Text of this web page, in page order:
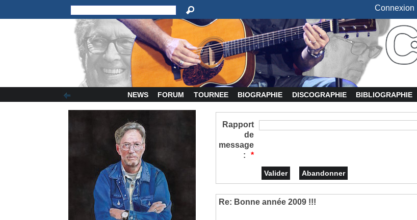
Connexion
NEWS FORUM TOURNEE BIOGRAPHIE DISCOGRAPHIE BIBLIOGRAPHIE
Rapport
de
message
:
*
Re: Bonne année 2009 !!!